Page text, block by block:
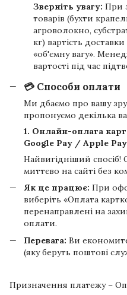
Зверніть увагу: При
товарів (бухти
агроволокно,
кг) вартість
«об'ємну вагу».
вартості під час
💳 Способи оплати
Ми дбаємо про вашу
пропонуємо декілька
1. Онлайн-оплата
Google Pay / Apple
Найвигідніший
миттєво на сайті без
Як це працює: При
виберіть «Оплата
перенаправлені на
оплати.
Перевага: Ви
(яку беруть поштові
Призначення платежу –